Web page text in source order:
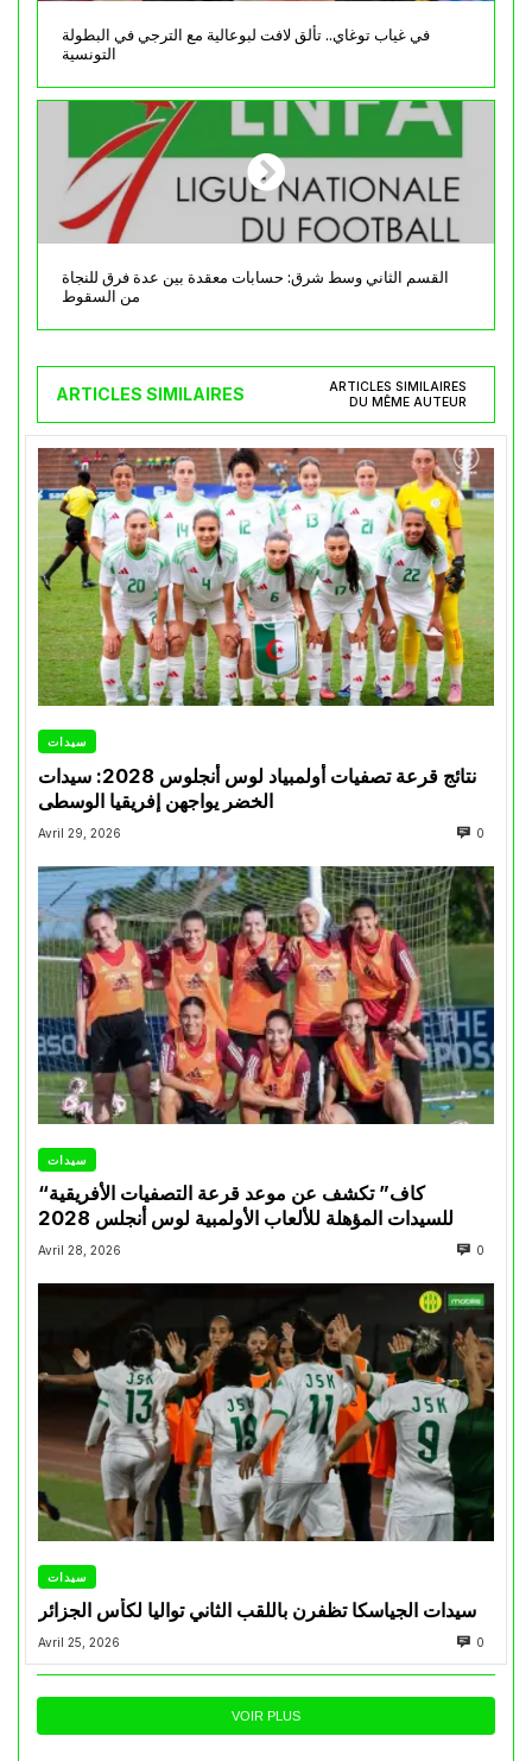
في غياب توغاي.. تألق لافت لبوعالية مع الترجي في البطولة
التونسية
القسم الثاني وسط شرق: حسابات معقدة بين عدة فرق للنجاة
من السقوط
ARTICLES SIMILAIRES
ARTICLES SIMILAIRES
DU MÊME AUTEUR
سيدات
نتائج قرعة تصفيات أولمبياد لوس أنجلوس 2028: سيدات
الخضر يواجهن إفريقيا الوسطى
Avril 29, 2026 0
سيدات
“كاف” تكشف عن موعد قرعة التصفيات الأفريقية
للسيدات المؤهلة للألعاب الأولمبية لوس أنجلس 2028
Avril 28, 2026 0
سيدات
سيدات الجياسكا تظفرن باللقب الثاني تواليا لكأس الجزائر
Avril 25, 2026 0
VOIR PLUS